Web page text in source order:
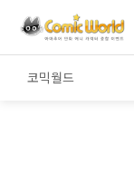
코믹월드